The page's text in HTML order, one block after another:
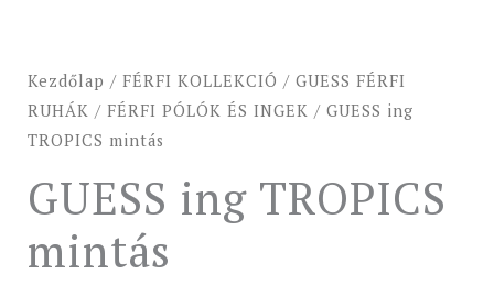
Kezdőlap / FÉRFI KOLLEKCIÓ / GUESS FÉRFI
RUHÁK / FÉRFI PÓLÓK ÉS INGEK / GUESS ing
TROPICS mintás
GUESS ing TROPICS
mintás